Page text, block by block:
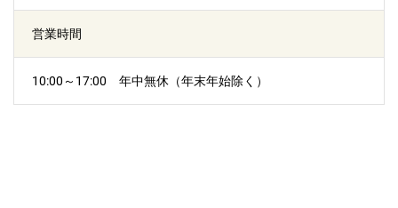
営業時間
10:00～17:00 年中無休（年末年始除く）